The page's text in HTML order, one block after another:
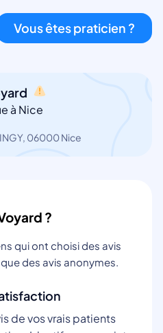
Vous êtes praticien ?
à Nice
06000 Nice
?
qui ont choisi des avis
des avis anonymes.
de vos vrais patients